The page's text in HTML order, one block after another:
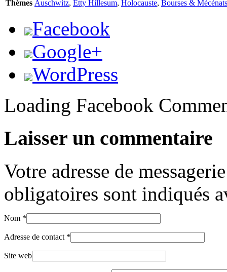
Thèmes Auschwitz, Etty Hillesum, Holocauste, Bourses & Mécénats
Facebook
Google+
WordPress
Loading Facebook
Laisser un commentaire
Votre adresse de
obligatoires sont indiqués
Nom *
Adresse de contact *
Site web